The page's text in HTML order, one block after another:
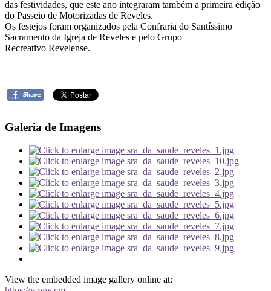
das festividades, que este ano integraram também a primeira edição
do Passeio de Motorizadas de Reveles.
Os festejos foram organizados pela Confraria do Santíssimo
Sacramento da Igreja de Reveles e pelo Grupo
Recreativo Revelense.
Galeria de Imagens
View the embedded image gallery online at: